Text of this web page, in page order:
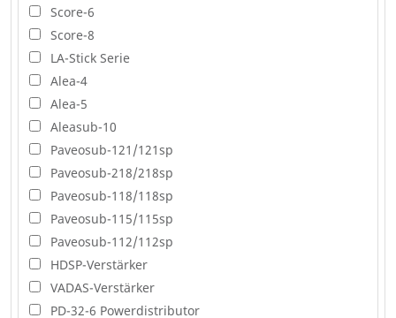
Score-6
Score-8
LA-Stick Serie
Alea-4
Alea-5
Aleasub-10
Paveosub-121/121sp
Paveosub-218/218sp
Paveosub-118/118sp
Paveosub-115/115sp
Paveosub-112/112sp
HDSP-Verstärker
VADAS-Verstärker
PD-32-6 Powerdistributor